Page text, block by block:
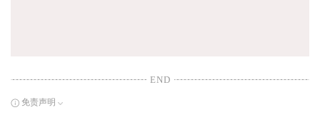
END
免责声明